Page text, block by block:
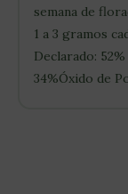
semana de
1 a 3 gramos
Declarado:
34%Óxido de